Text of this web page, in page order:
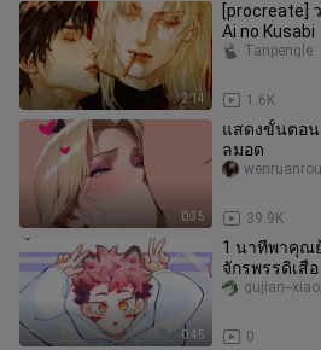
2:14
[procreate]
Ai no Kusabi
1.6K
Tanpengle
0:35
แสดงขั้นตอน
ลมอด
39.9K
0:45
1 นาทีพาคุณ
จักรพรรดิเสื
แบบ B】
0
gujian--